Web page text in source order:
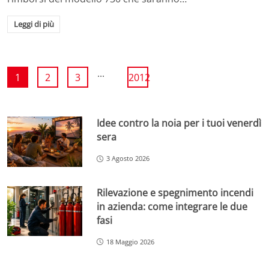
Leggi di più
1 2 3 ... 2012
Idee contro la noia per i tuoi venerdì
sera
3 Agosto 2026
Rilevazione e spegnimento incendi
in azienda: come integrare le due
fasi
18 Maggio 2026